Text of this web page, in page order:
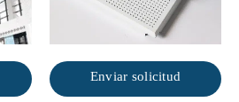
Enviar solicitud